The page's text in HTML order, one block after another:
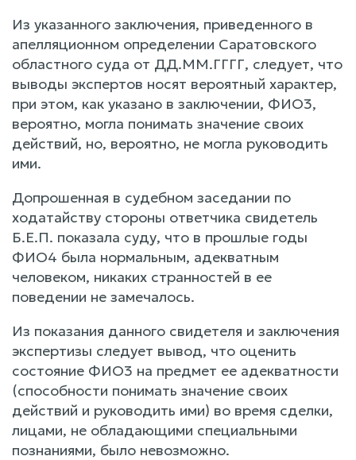
Из указанного заключения, приведенного в
апелляционном определении Саратовского
областного суда от ДД.ММ.ГГГГ, следует, что
выводы экспертов носят вероятный характер,
при этом, как указано в заключении, ФИО3,
вероятно, могла понимать значение своих
действий, но, вероятно, не могла руководить
ими.
Допрошенная в судебном заседании по
ходатайству стороны ответчика свидетель
Б.Е.П. показала суду, что в прошлые годы
ФИО4 была нормальным, адекватным
человеком, никаких странностей в ее
поведении не замечалось.
Из показания данного свидетеля и заключения
экспертизы следует вывод, что оценить
состояние ФИО3 на предмет ее адекватности
(способности понимать значение своих
действий и руководить ими) во время сделки,
лицами, не обладающими специальными
познаниями, было невозможно.